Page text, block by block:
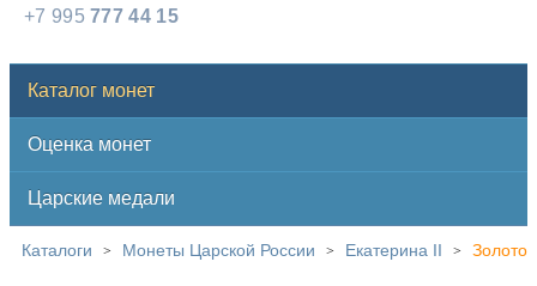
+7 995777 44 15
Каталог монет
Оценка монет
Царские медали
Каталоги > Монеты Царской России > Екатерина II > Золото